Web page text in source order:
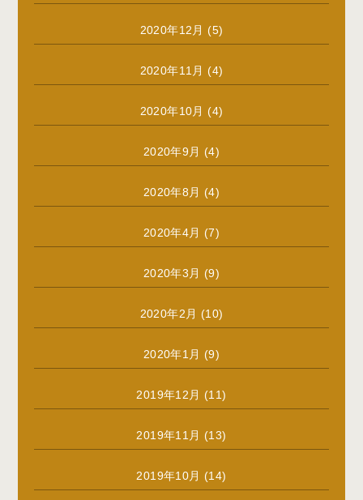
2020年12月 (5)
2020年11月 (4)
2020年10月 (4)
2020年9月 (4)
2020年8月 (4)
2020年4月 (7)
2020年3月 (9)
2020年2月 (10)
2020年1月 (9)
2019年12月 (11)
2019年11月 (13)
2019年10月 (14)